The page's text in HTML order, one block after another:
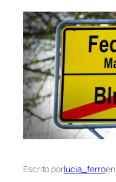
Escrito porlucia_ferroen